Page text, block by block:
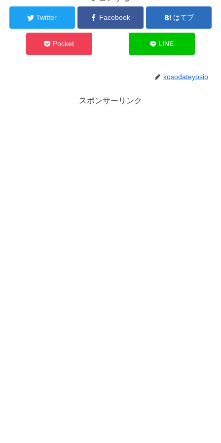
Twitter Facebook はてブ
Pocket LINE
kosodateyosio
スポンサーリンク